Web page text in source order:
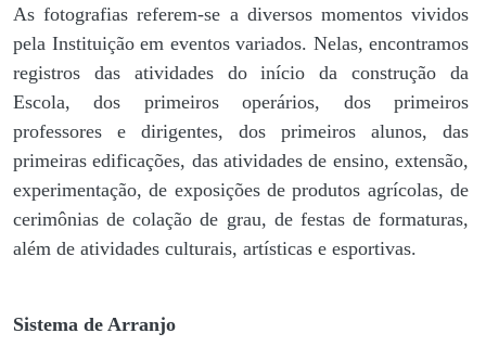
As fotografias referem-se a diversos momentos vividos
pela Instituição em eventos variados. Nelas, encontramos
registros das atividades do início da construção da
Escola, dos primeiros operários, dos primeiros
professores e dirigentes, ​dos primeiros alunos, das
primeiras edificações, das atividades de ensino, extensão,
experimentação, de exposições de produtos agrícolas, de
cerimônias de colação de grau, de festas de formaturas,
além de atividades culturais, artísticas e esportivas.
Sistema de Arranjo